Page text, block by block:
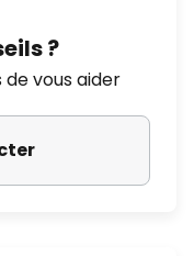
?
vous aider